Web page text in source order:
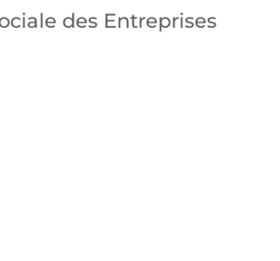
des Entreprises